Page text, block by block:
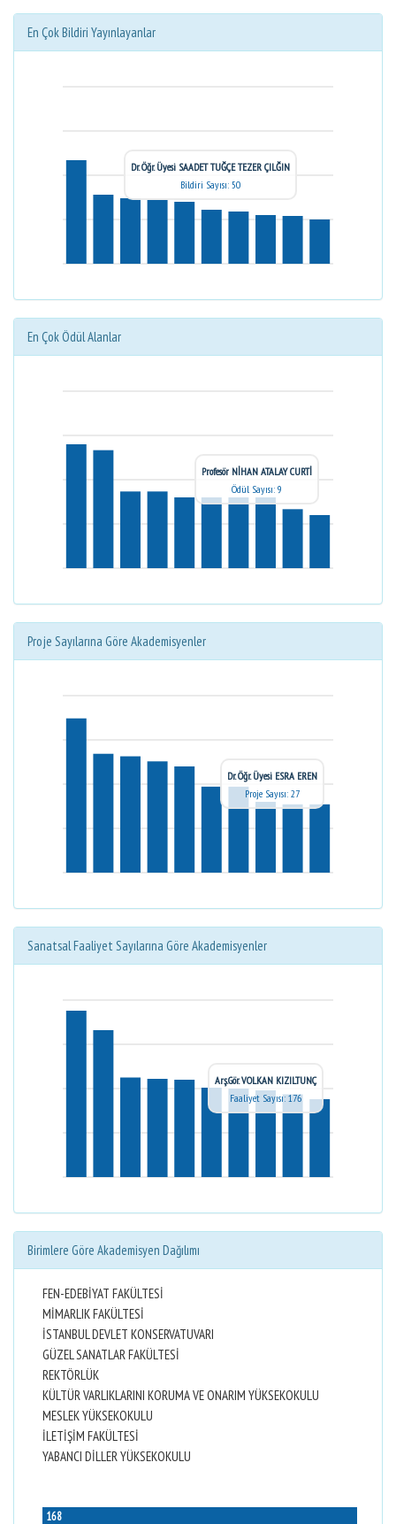
En Çok Bildiri Yayınlayanlar
Dr. Öğr. Üyesi SAADET TUĞÇE TEZER ÇILĞIN
Bildiri Sayısı: 50
En Çok Ödül Alanlar
Profesör NİHAN ATALAY CURTİ
Ödül Sayısı: 9
Proje Sayılarına Göre Akademisyenler
Dr. Öğr. Üyesi ESRA EREN
Proje Sayısı: 27
Sanatsal Faaliyet Sayılarına Göre Akademisyenler
Arş.Gör. VOLKAN KIZILTUNÇ
Faaliyet Sayısı: 176
Birimlere Göre Akademisyen Dağılımı
FEN-EDEBİYAT FAKÜLTESİ
MİMARLIK FAKÜLTESİ
İSTANBUL DEVLET KONSERVATUVARI
GÜZEL SANATLAR FAKÜLTESİ
REKTÖRLÜK
KÜLTÜR VARLIKLARINI KORUMA VE ONARIM YÜKSEKOKULU
MESLEK YÜKSEKOKULU
İLETİŞİM FAKÜLTESİ
YABANCI DİLLER YÜKSEKOKULU
168